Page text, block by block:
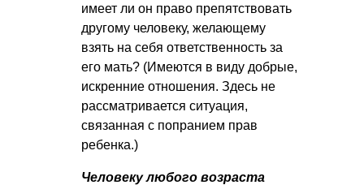
имеет ли он право препятствовать
другому человеку, желающему
взять на себя ответственность за
его мать? (Имеются в виду добрые,
искренние отношения. Здесь не
рассматривается ситуация,
связанная с попранием прав
ребенка.)
Человеку любого возраста